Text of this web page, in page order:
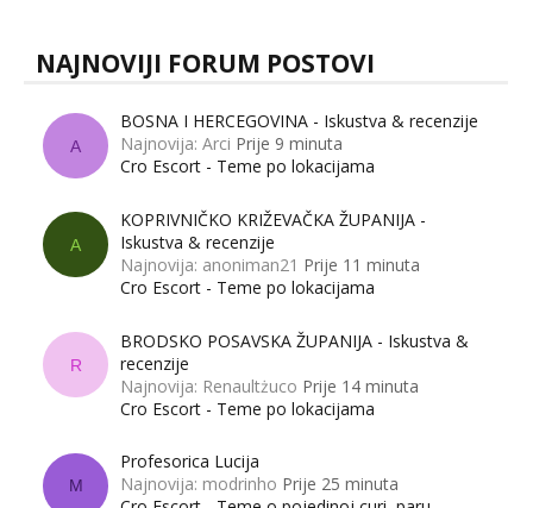
NAJNOVIJI FORUM POSTOVI
A
BOSNA I HERCEGOVINA - Iskustva & recenzije
Najnovija: Arci Prije 9 minuta
Cro Escort - Teme po lokacijama
A
KOPRIVNIČKO KRIŽEVAČKA ŽUPANIJA -
Iskustva & recenzije
Najnovija: anoniman21 Prije 11 minuta
Cro Escort - Teme po lokacijama
R
BRODSKO POSAVSKA ŽUPANIJA - Iskustva &
recenzije
Najnovija: Renaultżuco Prije 14 minuta
Cro Escort - Teme po lokacijama
M
Profesorica Lucija
Najnovija: modrinho Prije 25 minuta